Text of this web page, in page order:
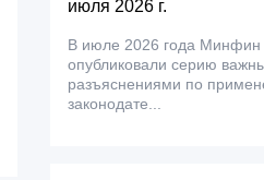
июля 2026 г.
В июле 2026 года
опубликовали серию
разъяснениями по
законодате...